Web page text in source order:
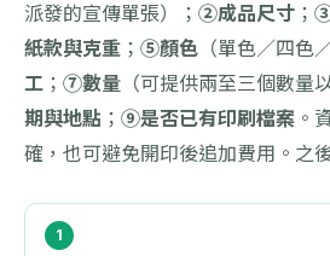
派發的宣傳單張）； ②成品尺寸 ；
紙款與克重 ； ⑤顏色 （單色／四色
工 ； ⑦數量 （可提供兩至三個數量
期與地點 ； ⑨是否已有印刷檔案 。
確，也可避免開印後追加費用。之